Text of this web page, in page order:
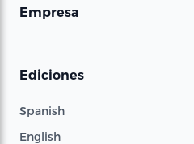
Empresa
Ediciones
Spanish
English